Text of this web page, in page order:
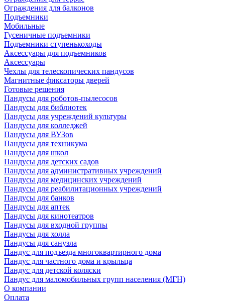
Ограждения для балконов
Подъемники
Мобильные
Гусеничные подъемники
Подъемники ступенькоходы
Аксессуары для подъемников
Аксессуары
Чехлы для телескопических пандусов
Магнитные фиксаторы дверей
Готовые решения
Пандусы для роботов-пылесосов
Пандусы для библиотек
Пандусы для учреждений культуры
Пандусы для колледжей
Пандусы для ВУЗов
Пандусы для техникума
Пандусы для школ
Пандусы для детских садов
Пандусы для административных учреждений
Пандусы для медицинских учреждений
Пандусы для реабилитационных учреждений
Пандусы для банков
Пандусы для аптек
Пандусы для кинотеатров
Пандусы для входной группы
Пандусы для холла
Пандусы для санузла
Пандус для подъезда многоквартирного дома
Пандус для частного дома и крыльца
Пандус для детской коляски
Пандус для маломобильных групп населения (МГН)
О компании
Оплата